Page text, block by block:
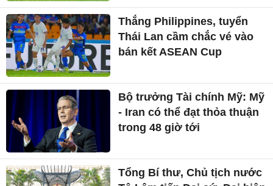
Thắng Philippines, tuyển
Thái Lan cầm chắc vé vào
bán kết ASEAN Cup
Bộ trưởng Tài chính Mỹ: Mỹ
- Iran có thể đạt thỏa thuận
trong 48 giờ tới
Tổng Bí thư, Chủ tịch nước